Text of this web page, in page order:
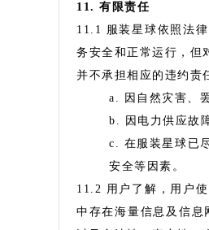
11. 有限责任
11.1 服装星球依照法
务安全和正常运行，但
并不承担相应的违约责
a. 因自然灾害、
b. 因电力供应故
c. 在服装星球已
安全等因素。
11.2 用户了解，用户
中存在海量信息及信